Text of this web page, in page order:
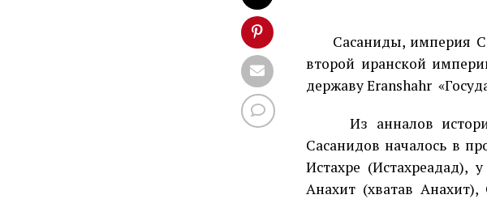
Сасаниды, империя
второй иранской
державу Eranshahr
Из анналов
Сасанидов началось в
Истахре (Истахреадад),
Анахит (хватав Анахит),